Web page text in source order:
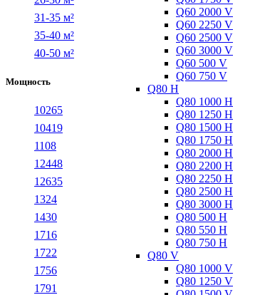
Q60 2000 V
Q60 2250 V
Q60 2500 V
Q60 3000 V
Q60 500 V
Q60 750 V
Q80 H
Q80 1000 H
Q80 1250 H
Q80 1500 H
Q80 1750 H
Q80 2000 H
Q80 2200 H
Q80 2250 H
Q80 2500 H
Q80 3000 H
Q80 500 H
Q80 550 H
Q80 750 H
Q80 V
Q80 1000 V
Q80 1250 V
31-35 м²
35-40 м²
40-50 м²
Мощность
10265
10419
1108
12448
12635
1324
1430
1716
1722
1756
1791